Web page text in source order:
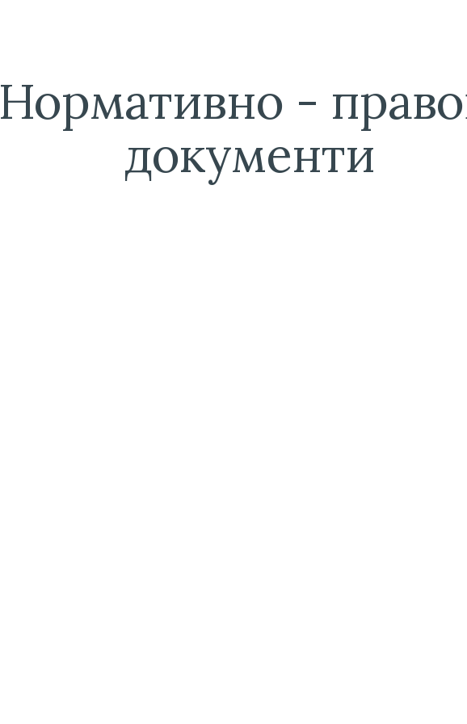
Нормативно -
документи